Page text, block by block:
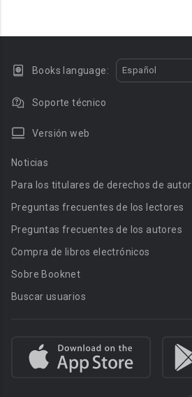
Books language: Español
Soporte técnico
Versión web
Noticias
Para los titulares de derechos de autor
Preguntas frecuentes de los lectores
Preguntas frecuentes de los autores
Compra de libros electrónicos
Sobre Booknet
Buscar usuarios